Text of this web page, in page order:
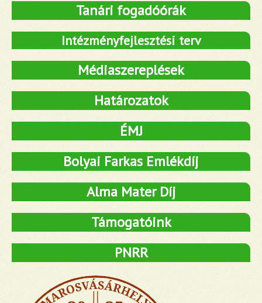
Tanári fogadóórák
Intézményfejlesztési terv
Médiaszereplések
Határozatok
ÉMJ
Bolyai Farkas Emlékdíj
Alma Mater Díj
Támogatóink
PNRR